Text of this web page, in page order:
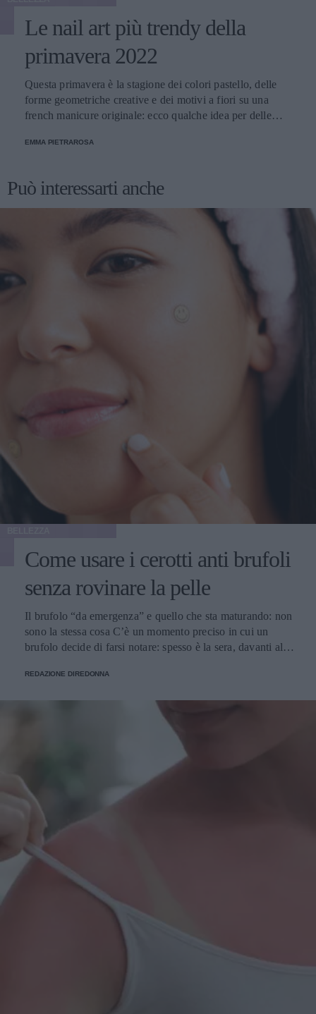
Le nail art più trendy della
primavera 2022
Questa primavera è la stagione dei colori pastello, delle
forme geometriche creative e dei motivi a fiori su una
french manicure originale: ecco qualche idea per delle
EMMA PIETRAROSA
Può interessarti anche
Come usare i cerotti anti brufoli
senza rovinare la pelle
Il brufolo “da emergenza” e quello che sta maturando: non
sono la stessa cosa C’è un momento preciso in cui un
brufolo decide di farsi notare: spesso è la sera, davanti allo
progettata per mettere in risalto ogni micro-rilievo. Il primo
rapido che non trasformi l’area in un campo di battaglia.
Qui entra in gioco una distinzione utile, quasi terapeutica:
brufolo con testa bianca già formata, brufolo infiammato e
profondo, oppure micro-comedone che sta solo
“annunciando” la sua presenza. I cerotti funzionano
meglio quando c’è qualcosa da assorbire o proteggere,
cioè quando la lesione è superficiale o quando vuoi evitare
guancia e quella frangia che sembra sempre un po’ troppo
entusiasta di toccare proprio lì. Se invece senti un nodulo
doloroso sotto pelle, il cerotto può aiutare come barriera,
ma non è la bacchetta magica: lì servono calma, routine
gentile e, se succede spesso, una chiacchierata con un
dermatologo. Come funzionano davvero i pimple patch (e
perché non sono tutti uguali) Il cuore della faccenda è
l’idrocolloide, un materiale che crea un ambiente protetto e
REDAZIONE DIREDONNA